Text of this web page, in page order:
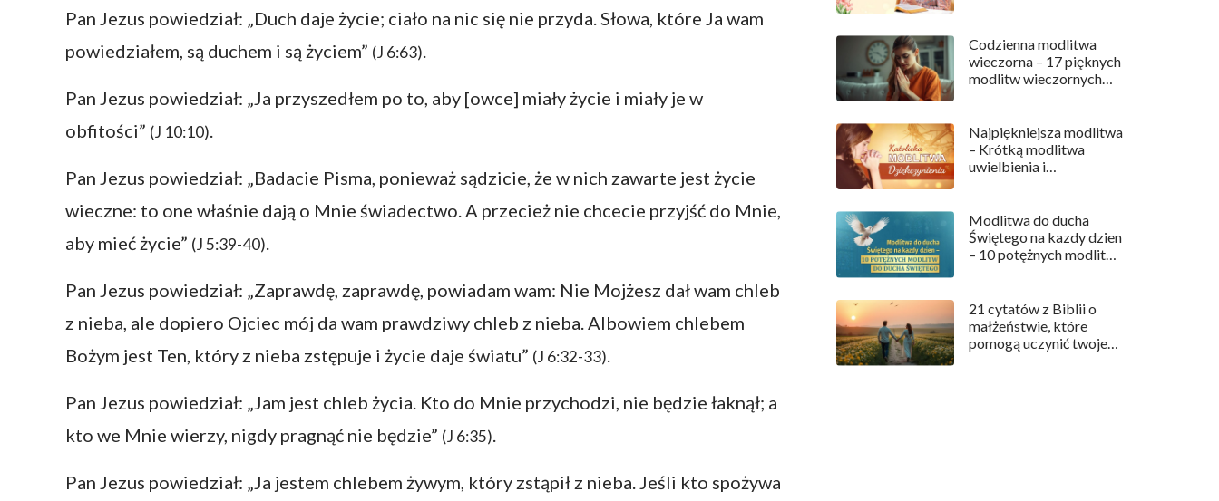
Pan Jezus powiedział: „Duch daje życie; ciało na nic się nie przyda. Słowa, które Ja wam
powiedziałem, są duchem i są życiem” (J 6:63).
Pan Jezus powiedział: „Ja przyszedłem po to, aby [owce] miały życie i miały je w
obfitości” (J 10:10).
Pan Jezus powiedział: „Badacie Pisma, ponieważ sądzicie, że w nich zawarte jest życie
wieczne: to one właśnie dają o Mnie świadectwo. A przecież nie chcecie przyjść do Mnie,
aby mieć życie” (J 5:39-40).
Pan Jezus powiedział: „Zaprawdę, zaprawdę, powiadam wam: Nie Mojżesz dał wam chleb
z nieba, ale dopiero Ojciec mój da wam prawdziwy chleb z nieba. Albowiem chlebem
Bożym jest Ten, który z nieba zstępuje i życie daje światu” (J 6:32-33).
Pan Jezus powiedział: „Jam jest chleb życia. Kto do Mnie przychodzi, nie będzie łaknął; a
kto we Mnie wierzy, nigdy pragnąć nie będzie” (J 6:35).
Pan Jezus powiedział: „Ja jestem chlebem żywym, który zstąpił z nieba. Jeśli kto spożywa
Codzienna modlitwa
wieczorna – 17 pięknych
modlitw wieczornych
Najpiękniejsza modlitwa
– Krótką modlitwa
uwielbienia i
Modlitwa do ducha
Świętego na kazdy dzien
– 10 potężnych modlitw
21 cytatów z Biblii o
małżeństwie, które
pomogą uczynić twoje